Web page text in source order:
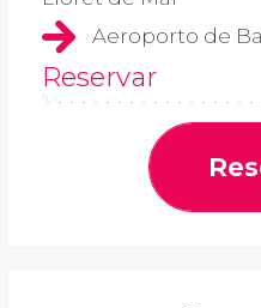
Aeroporto de
Reservar